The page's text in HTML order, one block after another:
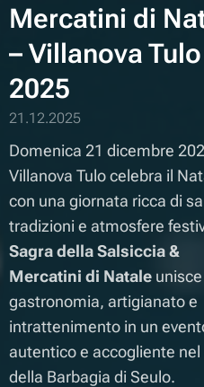
Mercatini di
– Villanova Tulo
2025
21.12.2025
Domenica 21 dicembre
Villanova Tulo celebra il
con una giornata ricca di
tradizioni e atmosfere
Sagra della Salsiccia &
Mercatini di Natale unisce
gastronomia, artigianato e
intrattenimento in un
autentico e accogliente nel
della Barbagia di Seulo.